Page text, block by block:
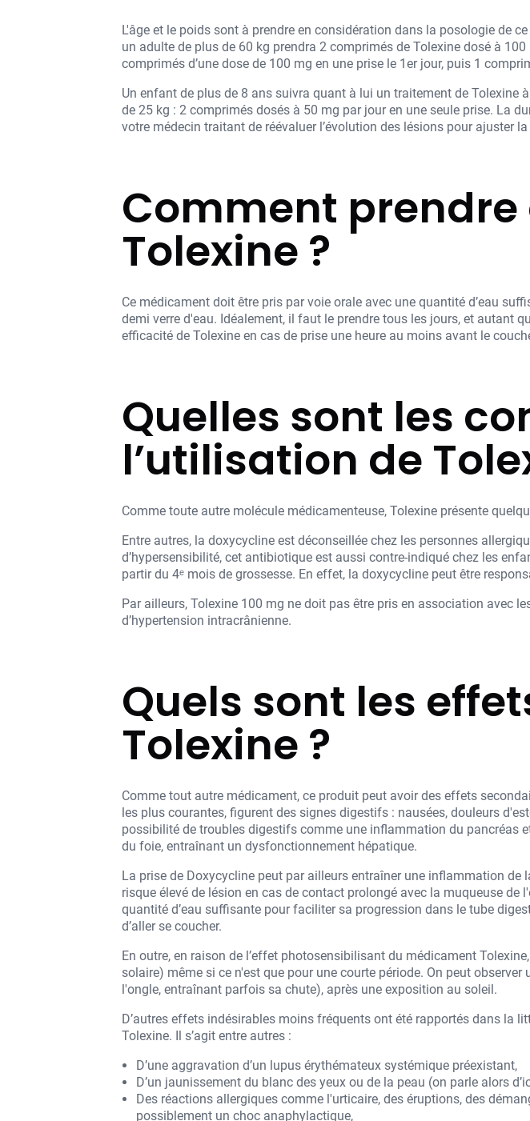
L'âge et le poids sont à prendre en considération dans la posologie de
un adulte de plus de 60 kg prendra 2 comprimés de Tolexine dosé à
comprimés d’une dose de 100 mg en une prise le 1er jour, puis 1
Un enfant de plus de 8 ans suivra quant à lui un traitement de Tolexine
de 25 kg : 2 comprimés dosés à 50 mg par jour en une seule prise. La
votre médecin traitant de réévaluer l’évolution des lésions pour ajuster
Comment
Tolexine ?
Ce médicament doit être pris par voie orale avec une quantité d’eau
demi verre d'eau. Idéalement, il faut le prendre tous les jours, et autant
efficacité de Tolexine en cas de prise une heure au moins avant le
Quelles sont les
l’utilisation de
Comme toute autre molécule médicamenteuse, Tolexine présente
Entre autres, la doxycycline est déconseillée chez les personnes
d’hypersensibilité, cet antibiotique est aussi contre-indiqué chez les
partir du 4ᵉ mois de grossesse. En effet, la doxycycline peut être
Par ailleurs, Tolexine 100 mg ne doit pas être pris en association avec
d’hypertension intracrânienne.
Quels sont les
Tolexine ?
Comme tout autre médicament, ce produit peut avoir des effets
les plus courantes, figurent des signes digestifs : nausées, douleurs
possibilité de troubles digestifs comme une inflammation du pancréas
du foie, entraînant un dysfonctionnement hépatique.
La prise de Doxycycline peut par ailleurs entraîner une inflammation
risque élevé de lésion en cas de contact prolongé avec la muqueuse
quantité d’eau suffisante pour faciliter sa progression dans le tube
d’aller se coucher.
En outre, en raison de l’effet photosensibilisant du médicament
solaire) même si ce n'est que pour une courte période. On peut
l'ongle, entraînant parfois sa chute), après une exposition au soleil.
D’autres effets indésirables moins fréquents ont été rapportés dans la
Tolexine. Il s’agit entre autres :
D’une aggravation d’un lupus érythémateux systémique préexistant,
D’un jaunissement du blanc des yeux ou de la peau (on parle alors
Des réactions allergiques comme l'urticaire, des éruptions, des
possiblement un choc anaphylactique,